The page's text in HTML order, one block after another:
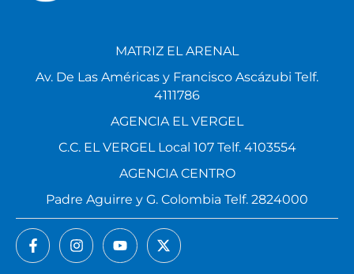
MATRIZ EL ARENAL
Av. De Las Américas y Francisco Ascázubi Telf.
4111786
AGENCIA EL VERGEL
C.C. EL VERGEL Local 107 Telf. 4103554
AGENCIA CENTRO
Padre Aguirre y G. Colombia Telf. 2824000